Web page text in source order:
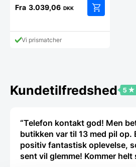
Fra 3.039,06 DKK
vare
vælges
på
Vi prismatcher
Kundetilfredshed
“Telefon kontakt god! Men
butikken var til 13 med pil op.
positiv fantastisk oplevelse,
sent vil glemme! Kommer helt